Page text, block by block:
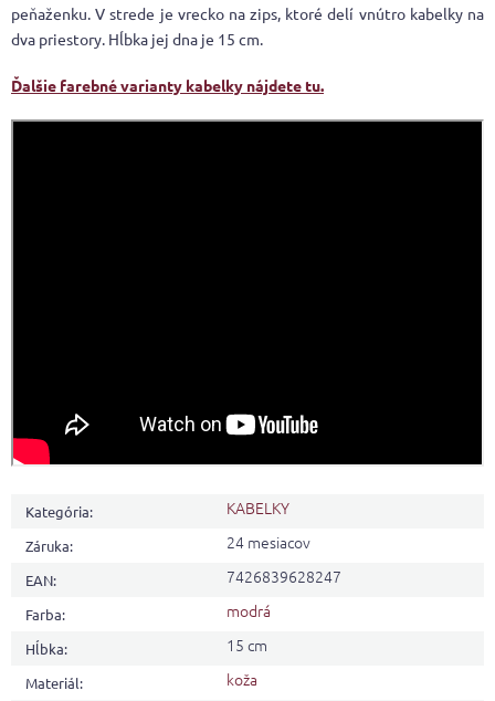
peňaženku. V strede je vrecko na zips, ktoré delí vnútro kabelky na
dva priestory. Hĺbka jej dna je 15 cm.
Ďalšie farebné varianty kabelky nájdete tu.
Kategória: KABELKY
Záruka: 24 mesiacov
EAN: 7426839628247
Farba: modrá
Hĺbka: 15 cm
Materiál: koža